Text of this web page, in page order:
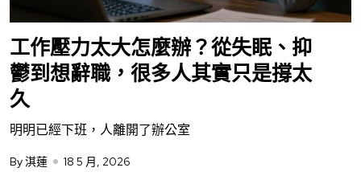
工作壓力太大怎麼辦？從失眠、抑
鬱到想辭職，很多人其實只是撐太
久
明明已經下班，人離開了辦公室
By 淇蓮 18 5 月, 2026